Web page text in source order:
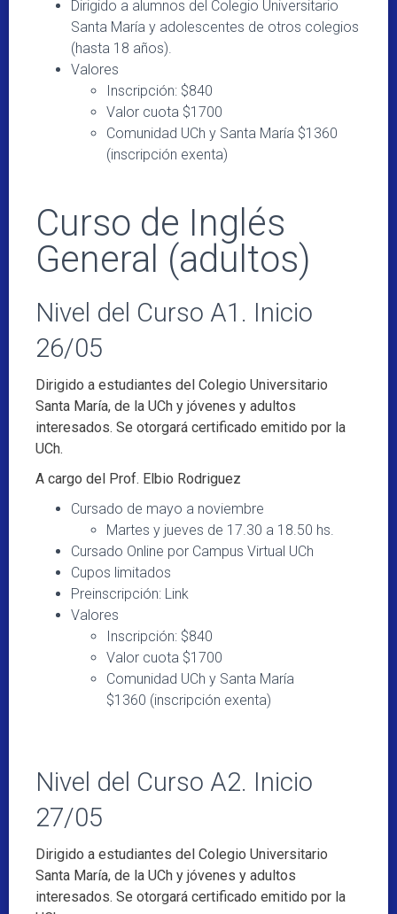
Dirigido a alumnos del Colegio Universitario
Santa María y adolescentes de otros colegios
(hasta 18 años).
Valores
Inscripción: $840
Valor cuota $1700
Comunidad UCh y Santa María $1360
(inscripción exenta)
Curso de Inglés
General (adultos)
Nivel del Curso A1. Inicio
26/05
Dirigido a estudiantes del Colegio Universitario
Santa María, de la UCh y jóvenes y adultos
interesados. Se otorgará certificado emitido por la
UCh.
A cargo del Prof. Elbio Rodriguez
Cursado de mayo a noviembre
Martes y jueves de 17.30 a 18.50 hs.
Cursado Online por Campus Virtual UCh
Cupos limitados
Preinscripción: Link
Valores
Inscripción: $840
Valor cuota $1700
Comunidad UCh y Santa María
$1360 (inscripción exenta)
Nivel del Curso A2. Inicio
27/05
Dirigido a estudiantes del Colegio Universitario
Santa María, de la UCh y jóvenes y adultos
interesados. Se otorgará certificado emitido por la